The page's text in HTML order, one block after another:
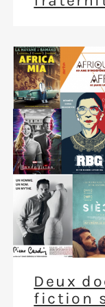
Deux
fiction